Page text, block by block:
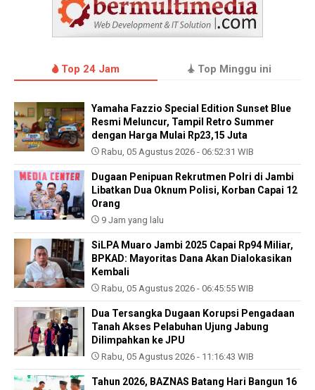
Top 24 Jam Top Minggu ini
Yamaha Fazzio Special Edition Sunset Blue
Resmi Meluncur, Tampil Retro Summer
dengan Harga Mulai Rp23,15 Juta
Rabu, 05 Agustus 2026 - 06:52:31 WIB
Dugaan Penipuan Rekrutmen Polri di Jambi
Libatkan Dua Oknum Polisi, Korban Capai 12
Orang
9 Jam yang lalu
SiLPA Muaro Jambi 2025 Capai Rp94 Miliar,
BPKAD: Mayoritas Dana Akan Dialokasikan
Kembali
Rabu, 05 Agustus 2026 - 06:45:55 WIB
Dua Tersangka Dugaan Korupsi Pengadaan
Tanah Akses Pelabuhan Ujung Jabung
Dilimpahkan ke JPU
Rabu, 05 Agustus 2026 - 11:16:43 WIB
Tahun 2026, BAZNAS Batang Hari Bangun 16